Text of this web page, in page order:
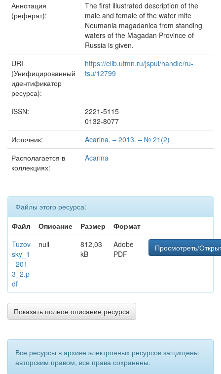
Аннотация
(реферат):
The first illustrated description of the
male and female of the water mite
Neumania magadanica from standing
waters of the Magadan Province of
Russia is given.
URI
(Унифицированный
идентификатор
ресурса):
https://elib.utmn.ru/jspui/handle/ru-
tsu/12799
ISSN:
2221-5115
0132-8077
Источник:
Acarina. – 2013. – № 21(2)
Располагается в
коллекциях:
Acarina
Файлы этого ресурса:
Файл
Описание Размер
Формат
Tuzov
sky_1
_201
3_2.p
df
null
812,03
kB
Adobe
PDF
Просмотреть/
Показать полное описание ресурса
Все ресурсы в архиве электронных ресурсов защищены
авторским правом, все права сохранены.